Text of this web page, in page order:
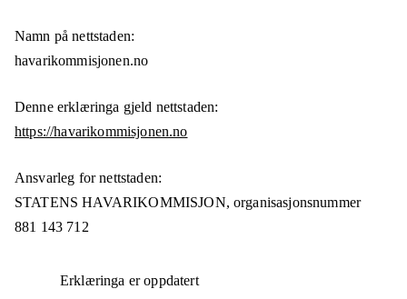
Namn på nettstaden:
havarikommisjonen.no
Denne erklæringa gjeld nettstaden:
https://havarikommisjonen.no
Ansvarleg for nettstaden:
STATENS HAVARIKOMMISJON,organisasjonsnummer
881 143 712
Erklæringa er oppdatert